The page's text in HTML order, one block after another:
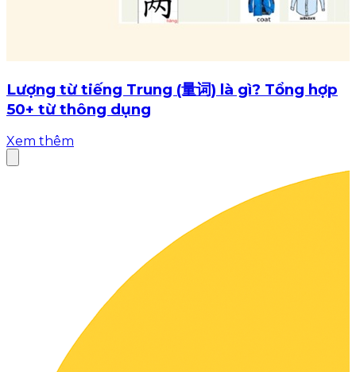
Lượng từ tiếng Trung (量词) là gì? Tổng hợp
50+ từ thông dụng
Xem thêm